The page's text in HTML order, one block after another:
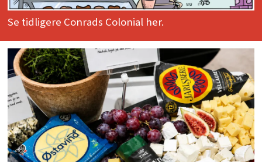
Se tidligere Conrads Colonial her.